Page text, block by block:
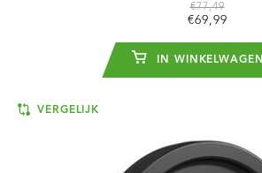
€77,49
€69,99
IN WINKELWAGEN
VERGELIJK